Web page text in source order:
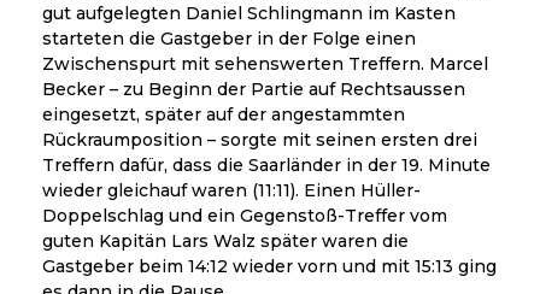
gut aufgelegten Daniel Schlingmann im Kasten
starteten die Gastgeber in der Folge einen
Zwischenspurt mit sehenswerten Treffern. Marcel
Becker – zu Beginn der Partie auf Rechtsaussen
eingesetzt, später auf der angestammten
Rückraumposition – sorgte mit seinen ersten drei
Treffern dafür, dass die Saarländer in der 19. Minute
wieder gleichauf waren (11:11). Einen Hüller-
Doppelschlag und ein Gegenstoß-Treffer vom
guten Kapitän Lars Walz später waren die
Gastgeber beim 14:12 wieder vorn und mit 15:13 ging